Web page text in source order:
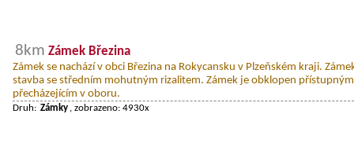
8km Zámek Březina
Zámek se nachází v obci Březina na Rokycansku v Plzeňském kraji.
stavba se středním mohutným rizalitem. Zámek je obklopen
přecházejícím v oboru.
Druh: Zámky , zobrazeno: 4930x